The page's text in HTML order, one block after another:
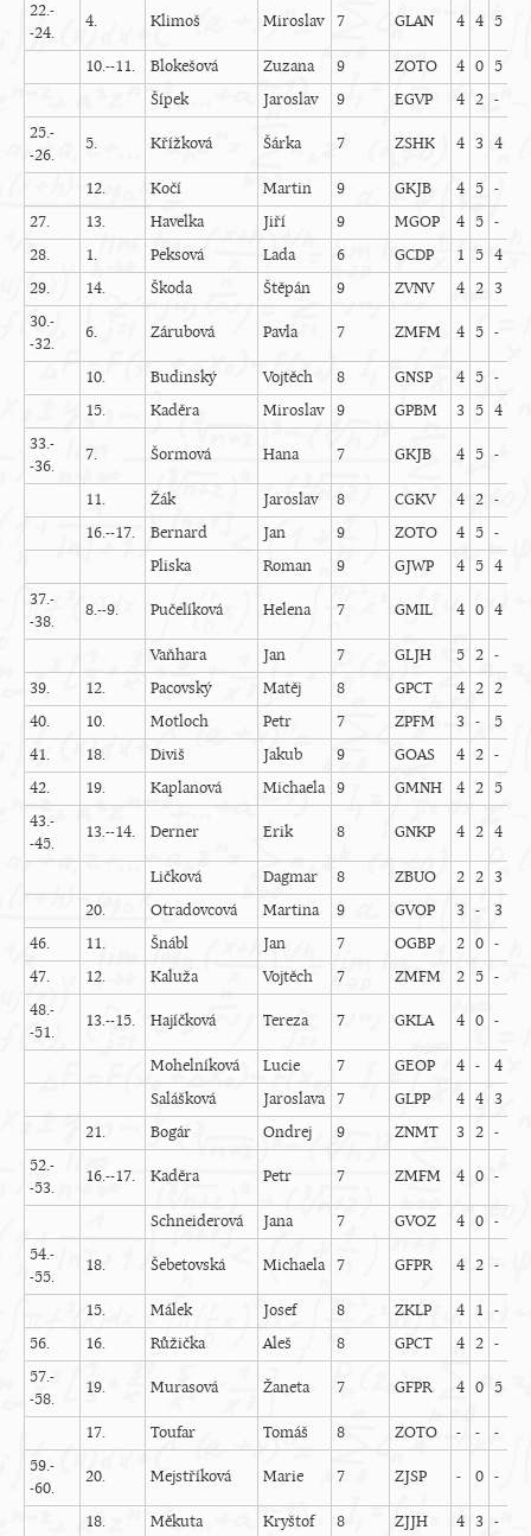
22.-
-24.
4. Klimoš Miroslav 7 GLAN 4 4 5
10.--11. Blokešová Zuzana 9 ZOTO 4 0 5
Šípek
Jaroslav 9 EGVP 4 2 -
25.-
-26.
5. Křížková Šárka 7 ZSHK 4 3 4
12. Kočí Martin 9 GKJB 4 5 -
27.
13. Havelka Jiří 9 MGOP 4 5 -
28.
1. Peksová Lada 6 GCDP 1 5 4
29.
14. Škoda Štěpán 9 ZVNV 4 2 3
30.-
-32.
6. Zárubová Pavla 7 ZMFM 4 5 -
10. Budinský Vojtěch 8 GNSP 4 5 -
15.
Kaděra Miroslav 9 GPBM 3 5 4
33.-
-36.
7. Šormová Hana 7 GKJB 4 5 -
11. Žák Jaroslav 8 CGKV 4 2 -
16.--17.
Bernard Jan 9 ZOTO 4 5 -
Pliska
Roman 9 GJWP 4 5 4
37.-
-38.
8.--9. Pučelíková Helena 7 GMIL 4 0 4
Vaňhara Jan 7 GLJH 5 2 -
39.
12. Pacovský Matěj 8 GPCT 4 2 2
40.
10. Motloch Petr 7 ZPFM 3 - 5
41.
18. Diviš Jakub 9 GOAS 4 2 -
42.
19. Kaplanová Michaela 9 GMNH 4 2 5
43.-
-45.
13.--14. Derner Erik 8 GNKP 4 2 4
Ličková Dagmar 8 ZBUO 2 2 3
20.
Otradovcová Martina 9 GVOP 3 - 3
46.
11. Šnábl Jan 7 OGBP 2 0 -
47.
12. Kaluža Vojtěch 7 ZMFM 2 5 -
48.-
-51.
13.--15. Hajíčková Tereza 7 GKLA 4 0 -
Mohelníková Lucie 7 GEOP 4 - 4
Salášková
Jaroslava 7 GLPP 4 4 3
21.
Bogár Ondrej 9 ZNMT 3 2 -
52.-
-53.
16.--17. Kaděra Petr 7 ZMFM 4 0 -
Schneiderová Jana 7 GVOZ 4 0 -
54.-
-55.
18. Šebetovská Michaela 7 GFPR 4 2 -
15. Málek Josef 8 ZKLP 4 1 -
56.
16. Růžička Aleš 8 GPCT 4 2 -
57.-
-58.
19. Murasová Žaneta 7 GFPR 4 0 5
17. Toufar Tomáš 8 ZOTO - - -
59.-
-60.
20. Mejstříková Marie 7 ZJSP - 0 -
18. Měkuta Kryštof 8 ZJJH 4 3 -